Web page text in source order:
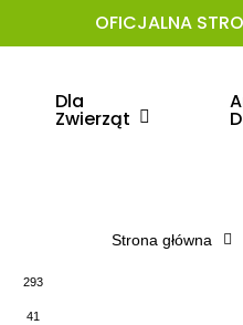
OFICJALNA
Dla
Zwierząt
293
41
Strona główna